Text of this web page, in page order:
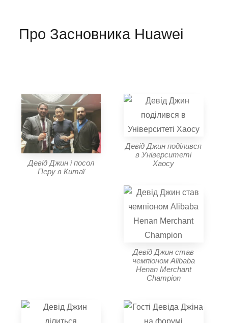
Про Засновника Huawei
Девід Джин і посол
Перу в Китаї
Девід Джин поділився
в Університеті
Хаосу
Девід Джин став
чемпіоном Alibaba
Henan Merchant
Champion